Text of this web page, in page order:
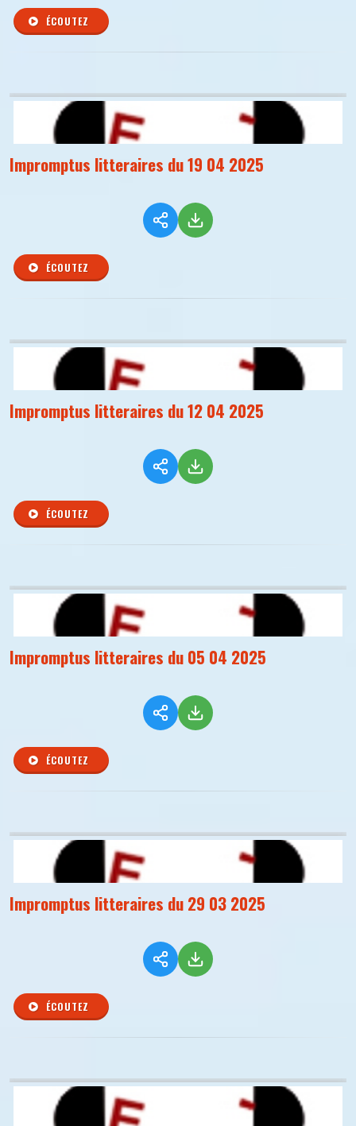
ÉCOUTEZ
Impromptus litteraires du 19 04 2025
ÉCOUTEZ
Impromptus litteraires du 12 04 2025
ÉCOUTEZ
Impromptus litteraires du 05 04 2025
ÉCOUTEZ
Impromptus litteraires du 29 03 2025
ÉCOUTEZ